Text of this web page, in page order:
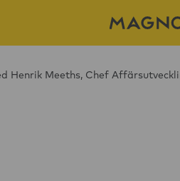
Henrik Meeths, Chef